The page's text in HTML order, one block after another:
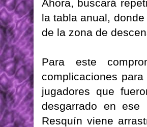
Ahora, buscará
la tabla anual,
de la zona de
Para este
complicaciones
jugadores que
desgarrado en ese
Resquín viene